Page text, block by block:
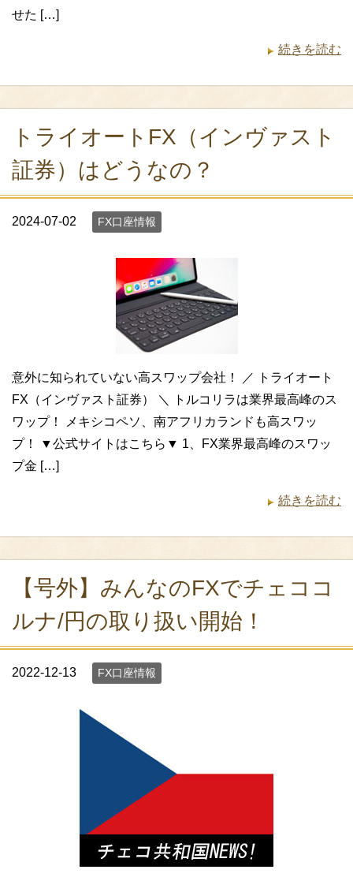
せた […]
続きを読む
トライオートFX（インヴァスト
証券）はどうなの？
2024-07-02 FX口座情報
意外に知られていない高スワップ会社！ ／ トライオート
FX（インヴァスト証券） ＼ トルコリラは業界最高峰のス
ワップ！ メキシコペソ、南アフリカランドも高スワッ
プ！ ▼公式サイトはこちら▼ 1、FX業界最高峰のスワッ
プ金 […]
続きを読む
【号外】みんなのFXでチェココ
ルナ/円の取り扱い開始！
2022-12-13 FX口座情報